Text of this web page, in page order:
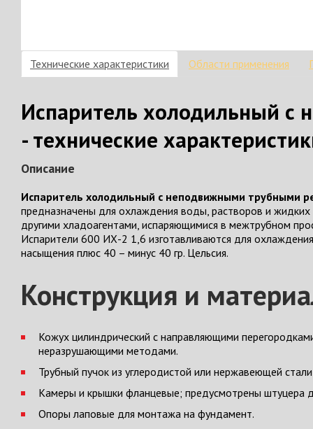
Технические характеристики Области применения
Испаритель холодильный
- технические
Описание
Испаритель холодильный с неподвижными трубными
предназначены для охлаждения воды, растворов и
другими хладоагентами, испаряющимися в межтрубном
Испарители 600 ИХ-2 1,6 изготавливаются для
насыщения плюс 40 – минус 40 гр. Цельсия.
Конструкция и
Кожух цилиндрический с направляющими
неразрушающими методами.
Трубный пучок из углеродистой или нержавеющей
Камеры и крышки фланцевые; предусмотрены
Опоры лаповые для монтажа на фундамент.